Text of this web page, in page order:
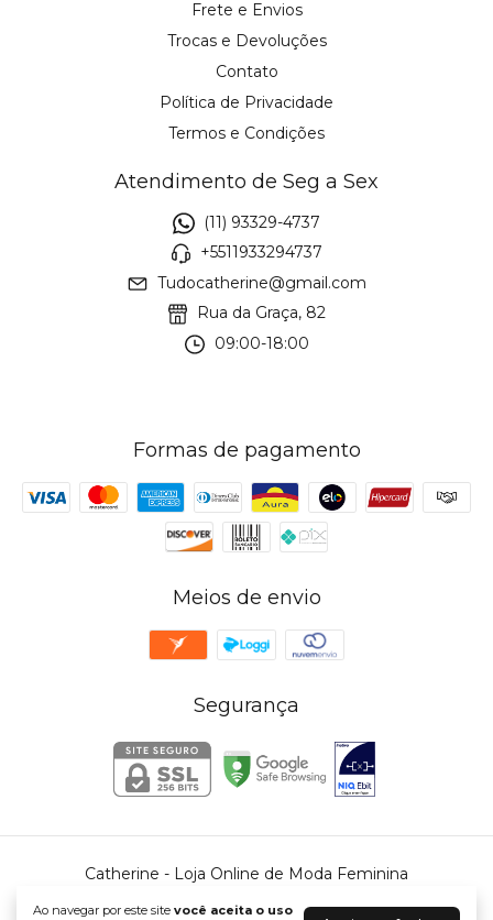
Ao navegar por este site você aceita o uso
Frete e Envios
Trocas e Devoluções
Contato
Política de Privacidade
Termos e Condições
Atendimento de Seg a Sex
(11) 93329-4737
+5511933294737
Tudocatherine@gmail.com
Rua da Graça, 82
09:00-18:00
Formas de pagamento
Meios de envio
Segurança
Catherine - Loja Online de Moda Feminina